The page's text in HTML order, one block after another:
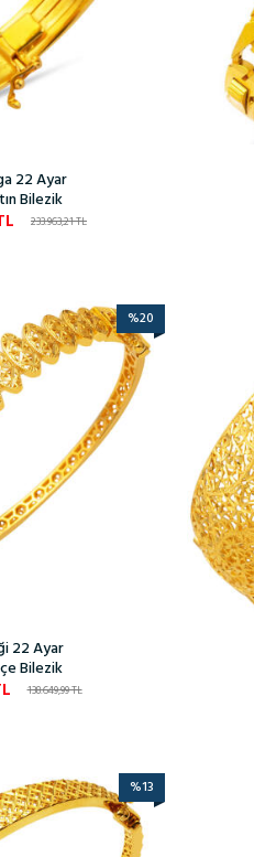
22 Ayar
Bilezik
233.963,21TL
%20
22 Ayar
Bilezik
138.649,99TL
%13